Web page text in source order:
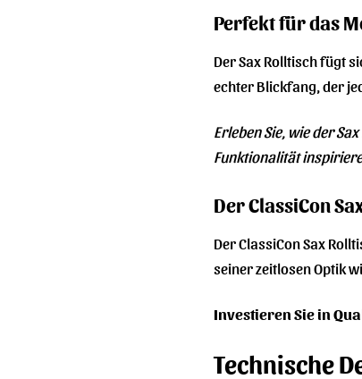
Perfekt für das
Der Sax Rolltisch fügt
echter Blickfang, der
Erleben Sie, wie der
Funktionalität
Der ClassiCon
Der ClassiCon Sax
seiner zeitlosen Optik
Investieren Sie in
Technische